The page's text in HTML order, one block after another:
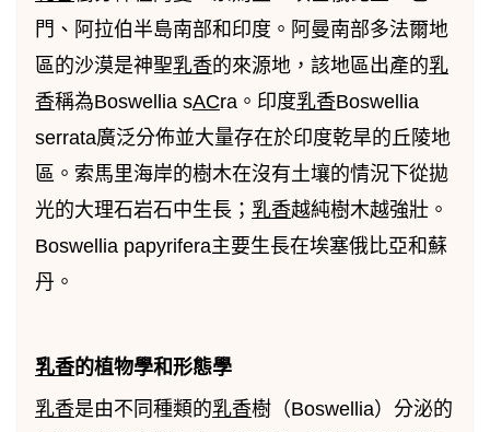
門、阿拉伯半島南部和印度。阿曼南部多法爾地
區的沙漠是神聖乳香的來源地，該地區出產的乳
香稱為Boswellia sACra。印度乳香Boswellia
serrata廣泛分佈並大量存在於印度乾旱的丘陵地
區。索馬里海岸的樹木在沒有土壤的情況下從拋
光的大理石岩石中生長； 乳香越純樹木越強壯。
Boswellia papyrifera主要生長在埃塞俄比亞和蘇
丹。
乳香的植物學和形態學
乳香是由不同種類的乳香樹（Boswellia）分泌的